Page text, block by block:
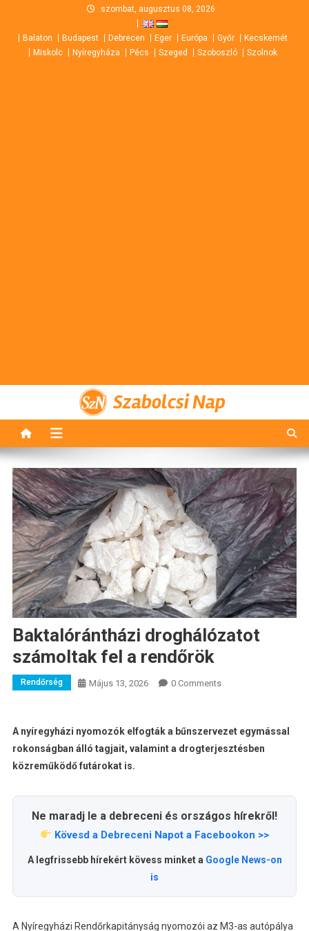
content
szombat, augusztus 08, 2026
Balaton Budapest Debrecen Eger Európa Győr
Kecskemét
Miskolc
Nyíregyháza Pécs Szeged Szoboszló Szolnok
Szabolcsi Nap
Baktalórántházi droghálózatot
számoltak fel a rendőrök
Rendőrség Május 13, 2026 0 Comments
A nyíregyházi nyomozók elfogták a bűnszervezet egymással
rokonságban álló tagjait, valamint a drogterjesztésben
közreműködő futárokat is.
Ne maradj le a debreceni és országos hírekről!
Kövesd a Debreceni Napot a Facebookon >>
A legfrissebb hírekért kövess minket a Google News-on
is
A Nyíregyházi Rendőrkapitányság nyomozói az M3-as autópálya